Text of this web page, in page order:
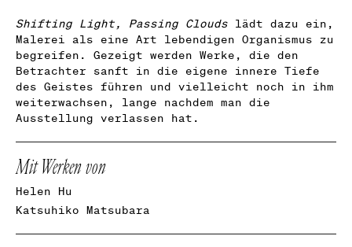
Shifting Light, Passing Clouds lädt dazu ein,
Malerei als eine Art lebendigen Organismus zu
begreifen. Gezeigt werden Werke, die den
Betrachter sanft in die eigene innere Tiefe
des Geistes führen und vielleicht noch in ihm
weiterwachsen, lange nachdem man die
Ausstellung verlassen hat.
Mit Werken von
Helen Hu
Katsuhiko Matsubara